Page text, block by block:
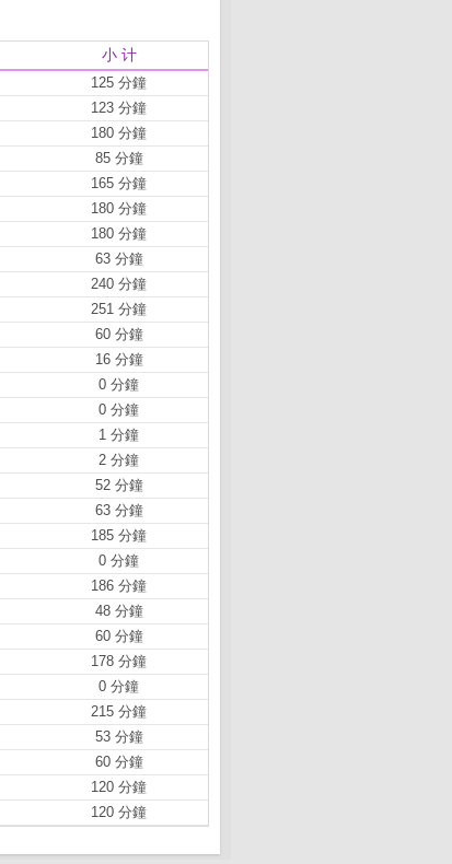
小 计
125 分鐘
123 分鐘
180 分鐘
85 分鐘
165 分鐘
180 分鐘
180 分鐘
63 分鐘
240 分鐘
251 分鐘
60 分鐘
16 分鐘
0 分鐘
0 分鐘
1 分鐘
2 分鐘
52 分鐘
63 分鐘
185 分鐘
0 分鐘
186 分鐘
48 分鐘
60 分鐘
178 分鐘
0 分鐘
215 分鐘
53 分鐘
60 分鐘
120 分鐘
120 分鐘